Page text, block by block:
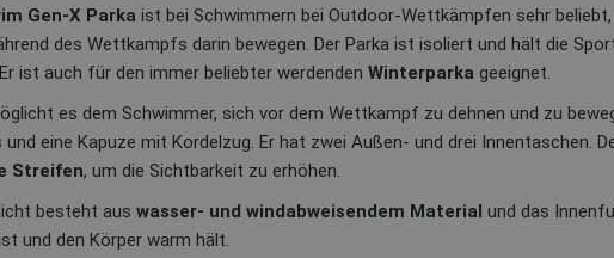
Gen-X Parka ist bei Schwimmern bei Outdoor-Wettkämpfen sehr
des Wettkampfs darin bewegen. Der Parka ist isoliert und hält die
ist auch für den immer beliebter werdenden Winterparka geeignet.
es dem Schwimmer, sich vor dem Wettkampf zu dehnen und zu
und eine Kapuze mit Kordelzug. Er hat zwei Außen- und drei Innentaschen.
Streifen, um die Sichtbarkeit zu erhöhen.
besteht aus wasser- und windabweisendem Material und das
und den Körper warm hält.